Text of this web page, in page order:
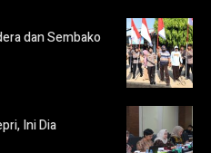
dan Sembako
Ini Dia